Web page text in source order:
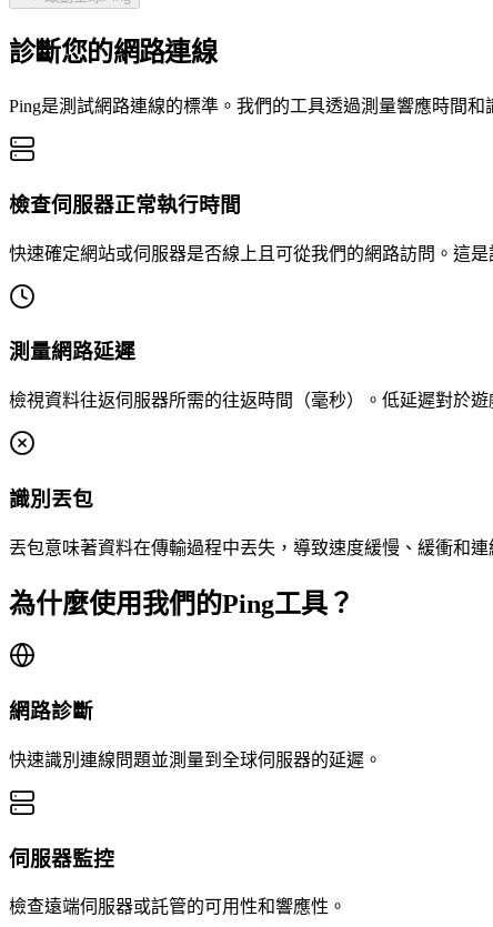
診斷您的網路連線
Ping是測試網路連線的標準。我們的工具透過測量響應時間
檢查伺服器正常執行時間
快速確定網站或伺服器是否線上且可從我們的網路訪問。這
測量網路延遲
檢視資料往返伺服器所需的往返時間（毫秒）。低延遲對於遊
識別丟包
丟包意味著資料在傳輸過程中丟失，導致速度緩慢、緩衝和
為什麼使用我們的Ping工具？
網路診斷
快速識別連線問題並測量到全球伺服器的延遲。
伺服器監控
檢查遠端伺服器或託管的可用性和響應性。